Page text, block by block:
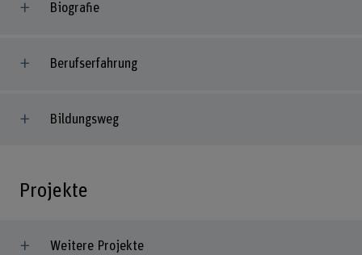
Biografie
Berufserfahrung
Bildungsweg
Projekte
Weitere Projekte